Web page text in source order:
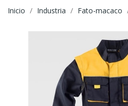
Inicio Industria Fato-macaco